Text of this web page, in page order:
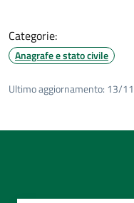
Categorie:
Anagrafe e stato civile
Ultimo aggiornamento: 13/